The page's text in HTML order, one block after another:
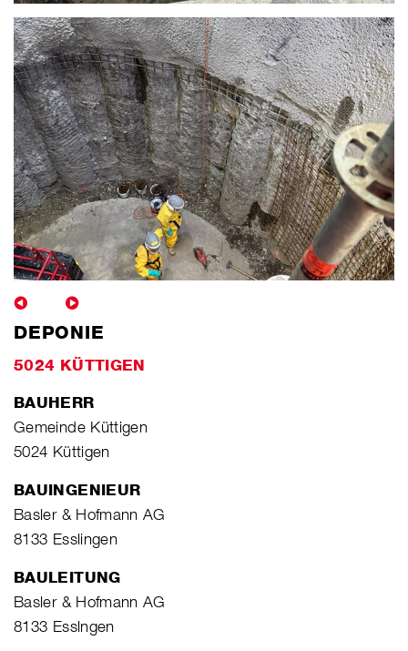
DEPONIE
5024 KÜTTIGEN
BAUHERR
Gemeinde Küttigen
5024 Küttigen
BAUINGENIEUR
Basler & Hofmann AG
8133 Esslingen
BAULEITUNG
Basler & Hofmann AG
8133 Esslngen